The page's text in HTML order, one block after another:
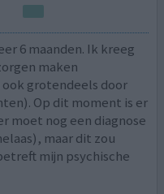
6 maanden. Ik kreeg
maken
grotendeels door
Op dit moment is er
moet nog een diagnose
maar dit zou
mijn psychische